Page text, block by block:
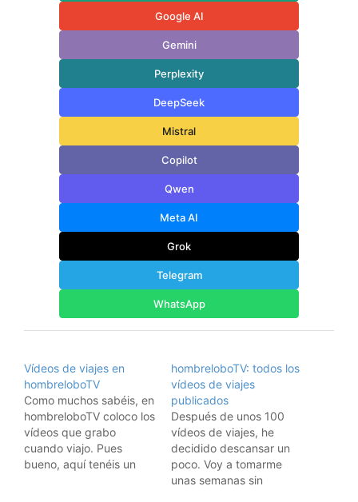
Google AI
Gemini
Perplexity
DeepSeek
Mistral
Copilot
Qwen
Meta AI
Grok
Telegram
WhatsApp
Vídeos de viajes en
hombreloboTV
Como muchos sabéis, en
hombreloboTV coloco los
vídeos que grabo
cuando viajo. Pues
bueno, aquí tenéis un
hombreloboTV: todos los
vídeos de viajes
publicados
Después de unos 100
vídeos de viajes, he
decidido descansar un
poco. Voy a tomarme
unas semanas sin